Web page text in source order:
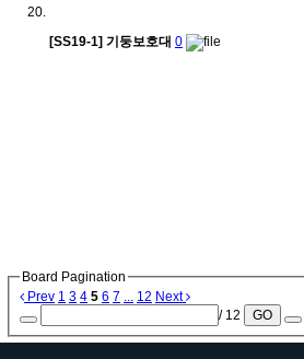
[SS19-1] 기둥보호대 0
Board Pagination
Prev 1 3 4 5 6 7 ... 12 Next
/ 12
GO